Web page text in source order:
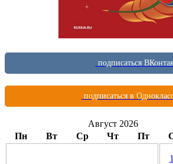
подписаться
подписаться в
Август 2026
Пн
Вт Ср Чт Пт
1